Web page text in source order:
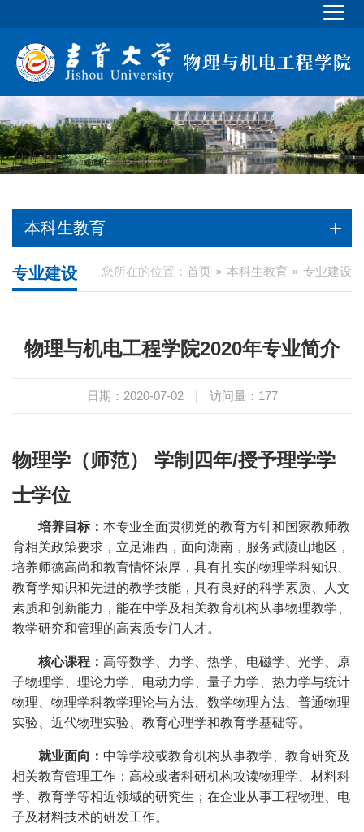
本科生教育
您所在的位置： 首页 本科生教育 专业建设
专业建设
物理与机电工程学院2020年专业简介
日期：2020-07-02 | 访问量： 177
物理学（师范） 学制四年/授予理学学
士学位
培养目标： 本专业全面贯彻党的教育方针和国家教师教
育相关政策要求，立足湘西，面向湖南，服务武陵山地区，
培养师德高尚和教育情怀浓厚，具有扎实的物理学科知识、
教育学知识和先进的教学技能，具有良好的科学素质、人文
素质和创新能力，能在中学及相关教育机构从事物理教学、
教学研究和管理的高素质专门人才。
核心课程： 高等数学、力学、热学、电磁学、光学、原
子物理学、理论力学、电动力学、量子力学、热力学与统计
物理、物理学科教学理论与方法、数学物理方法、普通物理
实验、近代物理实验、教育心理学和教育学基础等。
就业面向： 中等学校或教育机构从事教学、教育研究及
相关教育管理工作；高校或者科研机构攻读物理学、材料科
学、教育学等相近领域的研究生；在企业从事工程物理、电
子及材料技术的研发工作。